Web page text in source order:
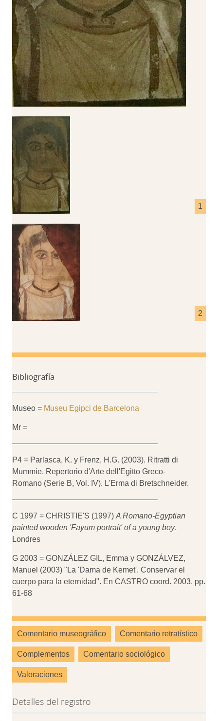
Bibliografía
Museo = Museu Egipci de Barcelona
Mr =
P4 = Parlasca, K. y Frenz, H.G. (2003). Ritratti di
Mummie. Repertorio d'Arte dell'Egitto Greco-
Romano (Serie B, Vol. IV). L'Erma di Bretschneider.
C 1997 = CHRISTIE'S (1997) A Romano-Egyptian
painted wooden 'Fayum portrait' of a young boy.
Londres
G 2003 = GONZÁLEZ GIL, Emma y GONZÁLVEZ,
Manuel (2003) "La 'Dama de Kemet'. Conservar el
cuerpo para la eternidad". En CASTRO coord. 2003, pp.
61-68
Comentario museográfico Comentario retratístico
Complementos Comentario sociológico
Valoraciones
Detalles del registro